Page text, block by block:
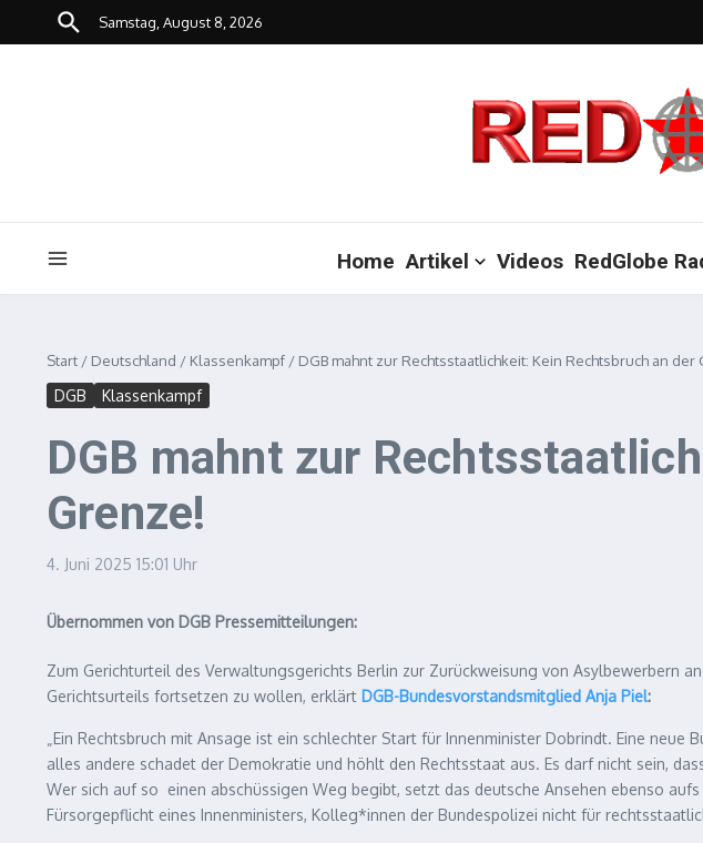
Zum Inhalt springen
Samstag, August 8, 2026
Home Artikel Videos RedGlobe
Start / Deutschland / Klassenkampf / DGB mahnt zur Rechtsstaatlichkeit: Kein Rechtsbruch an der
DGB Klassenkampf
DGB mahnt zur
Grenze!
4. Juni 2025 15:01 Uhr
Übernommen von DGB Pressemitteilungen:
Zum Gerichturteil des Verwaltungsgerichts Berlin zur Zurückweisung von Asylbewerbern
Gerichtsurteils fortsetzen zu wollen, erklärt DGB-Bundesvorstandsmitglied Anja Piel:
„Ein Rechtsbruch mit Ansage ist ein schlechter Start für Innenminister Dobrindt. Eine
alles andere schadet der Demokratie und höhlt den Rechtsstaat aus. Es darf nicht sein,
Wer sich auf so einen abschüssigen Weg begibt, setzt das deutsche Ansehen ebenso
Fürsorgepflicht eines Innenministers, Kolleg*innen der Bundespolizei nicht für